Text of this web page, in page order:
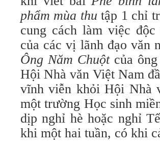
phẩm mùa thu tập 1 chỉ
cung cách làm việc
của các vị lãnh đạo văn
Ông Năm Chuộtcủa ông
Hội Nhà văn Việt Nam
vĩnh viễn khỏi Hội Nhà
một trường Học sinh
dịp nghỉ hè hoặc nghỉ
khi một hai tuần, có khi